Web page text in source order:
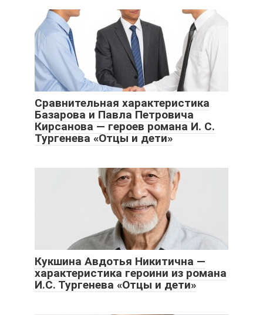
Сравнительная характеристика
Базарова и Павла Петровича
Кирсанова — героев романа И. С.
Тургенева «Отцы и дети»
Кукшина Авдотья Никитична —
характеристика героини из романа
И.С. Тургенева «Отцы и дети»